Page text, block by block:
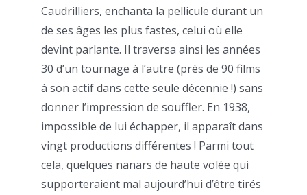
Caudrilliers, enchanta la pellicule durant un
de ses âges les plus fastes, celui où elle
devint parlante. Il traversa ainsi les années
30 d’un tournage à l’autre (près de 90 films
à son actif dans cette seule décennie !) sans
donner l’impression de souffler. En 1938,
impossible de lui échapper, il apparaît dans
vingt productions différentes ! Parmi tout
cela, quelques nanars de haute volée qui
supporteraient mal aujourd’hui d’être tirés